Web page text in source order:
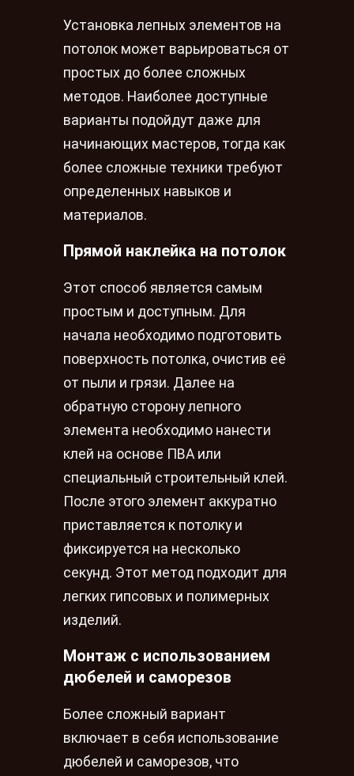
Установка лепных элементов на
потолок может варьироваться от
простых до более сложных
методов. Наиболее доступные
варианты подойдут даже для
начинающих мастеров, тогда как
более сложные техники требуют
определенных навыков и
материалов.
Прямой наклейка на потолок
Этот способ является самым
простым и доступным. Для
начала необходимо подготовить
поверхность потолка, очистив её
от пыли и грязи. Далее на
обратную сторону лепного
элемента необходимо нанести
клей на основе ПВА или
специальный строительный клей.
После этого элемент аккуратно
приставляется к потолку и
фиксируется на несколько
секунд. Этот метод подходит для
легких гипсовых и полимерных
изделий.
Монтаж с использованием
дюбелей и саморезов
Более сложный вариант
включает в себя использование
дюбелей и саморезов, что